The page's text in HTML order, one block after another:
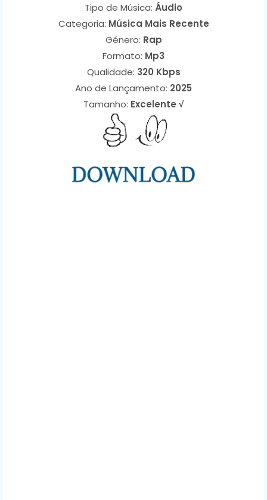
Tipo de Música: Áudio
Categoria: Música Mais Recente
Género: Rap
Formato: Mp3
Qualidade: 320 Kbps
Ano de Lançamento: 2025
Tamanho: Excelente √